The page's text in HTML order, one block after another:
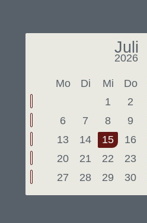
Juli
2026
Mo Di Mi Do
1
2
6
7 8 9
13
14 15 16
20
21 22 23
27
28 29 30